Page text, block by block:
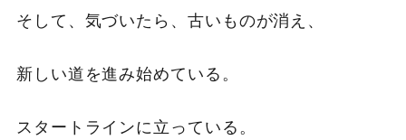
そして、気づいたら、古いものが消え、
新しい道を進み始めている。
スタートラインに立っている。